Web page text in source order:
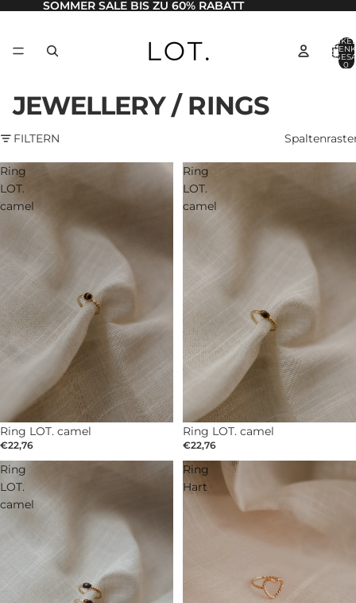
SOMMER SALE BIS ZU 60% RABATT
0
JEWELLERY / RINGS
FILTERN
Ring
LOT.
camel
AUSVERKAUFT
Ring LOT. camel
€22,76
Ring
LOT.
camel
AUSVERKAUFT
Ring LOT. camel
€22,76
Ring
LOT.
camel
Ring
Hart